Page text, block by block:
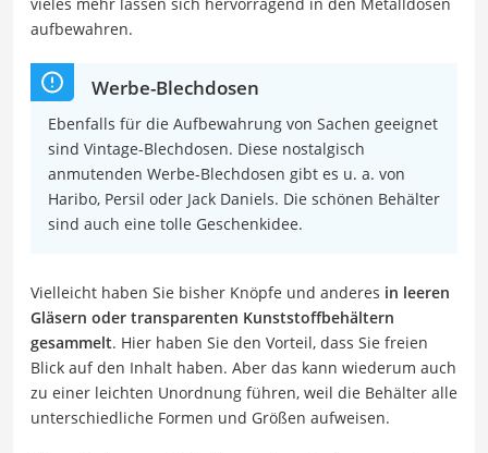
vieles mehr lassen sich hervorragend in den Metalldosen
aufbewahren.
Werbe-Blechdosen
Ebenfalls für die Aufbewahrung von Sachen geeignet
sind Vintage-Blechdosen. Diese nostalgisch
anmutenden Werbe-Blechdosen gibt es u. a. von
Haribo, Persil oder Jack Daniels. Die schönen Behälter
sind auch eine tolle Geschenkidee.
Vielleicht haben Sie bisher Knöpfe und anderes in leeren
Gläsern oder transparenten Kunststoffbehältern
gesammelt. Hier haben Sie den Vorteil, dass Sie freien
Blick auf den Inhalt haben. Aber das kann wiederum auch
zu einer leichten Unordnung führen, weil die Behälter alle
unterschiedliche Formen und Größen aufweisen.